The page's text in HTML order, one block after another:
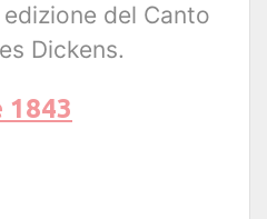
del Canto
Dickens.
1843